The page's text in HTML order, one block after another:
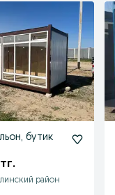
бутик
район